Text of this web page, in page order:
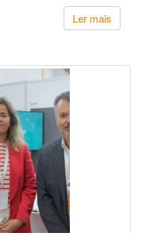
Ler mais